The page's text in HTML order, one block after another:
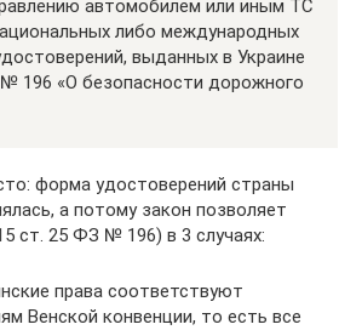
автомобилем или иным ТС
либо международных
выданных в Украине
196 «О безопасности дорожного
форма удостоверений страны
а потому закон позволяет
ст. 25 ФЗ № 196) в 3 случаях:
права соответствуют
Венской конвенции, то есть все